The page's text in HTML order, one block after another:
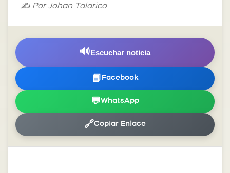
✍️ Por Johan Talarico
🔊Escuchar noticia
📘 Facebook
💬WhatsApp
🔗Copiar Enlace